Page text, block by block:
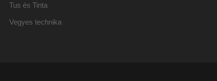
Tus és Tinta
Vegyes technika